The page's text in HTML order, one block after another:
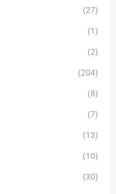
(27)
(1)
(2)
(204)
(8)
(7)
(13)
(10)
(30)